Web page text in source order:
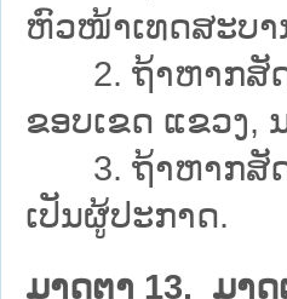
ຫົວໜ້າເທດສະບາ
2. ຖ້າຫາກສັດ
ຂອບເຂດ ແຂວງ,
3. ຖ້າຫາກສັດ
ເປັນຜູ້ປະກາດ.
ມາດຕາ 13. ມາ